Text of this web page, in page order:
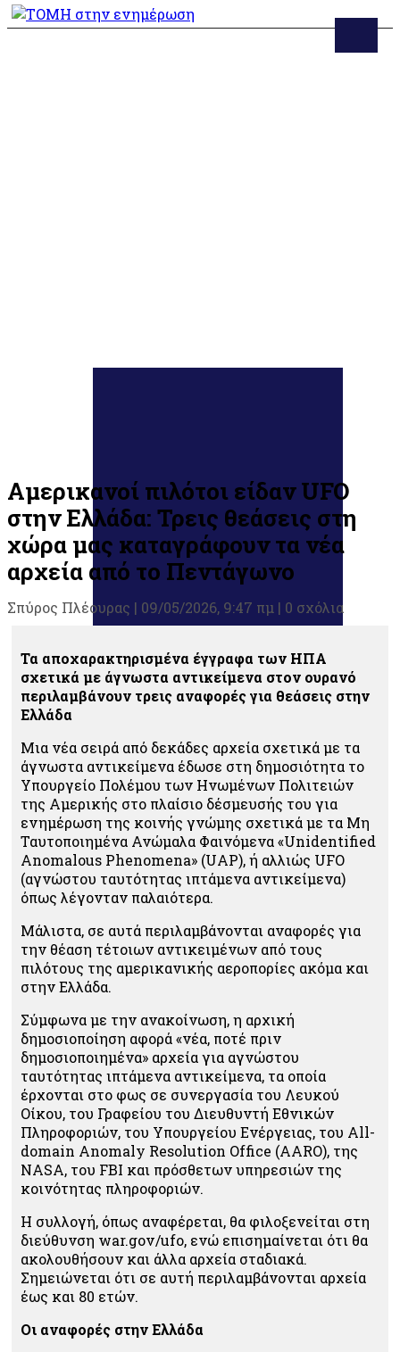
Αμερικανοί πιλότοι είδαν UFO
στην Ελλάδα: Τρεις θεάσεις στη
χώρα μας καταγράφουν τα νέα
αρχεία από το Πεντάγωνο
Σπύρος Πλέουρας | 09/05/2026, 9:47 πμ | 0 σχόλια
Τα αποχαρακτηρισμένα έγγραφα των ΗΠΑ
σχετικά με άγνωστα αντικείμενα στον ουρανό
περιλαμβάνουν τρεις αναφορές για θεάσεις στην
Ελλάδα
Μια νέα σειρά από δεκάδες αρχεία σχετικά με τα
άγνωστα αντικείμενα έδωσε στη δημοσιότητα το
Υπουργείο Πολέμου των Ηνωμένων Πολιτειών
της Αμερικής στο πλαίσιο δέσμευσής του για
ενημέρωση της κοινής γνώμης σχετικά με τα Μη
Ταυτοποιημένα Ανώμαλα Φαινόμενα «Unidentified
Anomalous Phenomena» (UAP), ή αλλιώς UFO
(αγνώστου ταυτότητας ιπτάμενα αντικείμενα)
όπως λέγονταν παλαιότερα.
Μάλιστα, σε αυτά περιλαμβάνονται αναφορές για
την θέαση τέτοιων αντικειμένων από τους
πιλότους της αμερικανικής αεροπορίες ακόμα και
στην Ελλάδα.
Σύμφωνα με την ανακοίνωση, η αρχική
δημοσιοποίηση αφορά «νέα, ποτέ πριν
δημοσιοποιημένα» αρχεία για αγνώστου
ταυτότητας ιπτάμενα αντικείμενα, τα οποία
έρχονται στο φως σε συνεργασία του Λευκού
Οίκου, του Γραφείου του Διευθυντή Εθνικών
Πληροφοριών, του Υπουργείου Ενέργειας, του All-
domain Anomaly Resolution Office (AARO), της
NASA, του FBI και πρόσθετων υπηρεσιών της
κοινότητας πληροφοριών.
Η συλλογή, όπως αναφέρεται, θα φιλοξενείται στη
διεύθυνση war.gov/ufo, ενώ επισημαίνεται ότι θα
ακολουθήσουν και άλλα αρχεία σταδιακά.
Σημειώνεται ότι σε αυτή περιλαμβάνονται αρχεία
έως και 80 ετών.
Οι αναφορές στην Ελλάδα